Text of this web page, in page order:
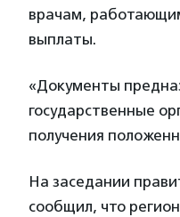
врачам,
выплаты.
«Документы
государственные
получения
На заседании
сообщил, что